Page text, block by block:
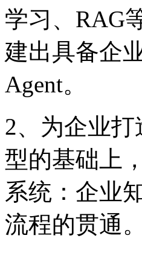
学习、RAG
建出具备企
Agent。
2、为企
型的基础上
系统：企
流程的贯通。